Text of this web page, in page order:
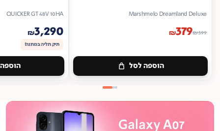
Marshmelo Dreamland Deluxe
₪399
₪379
הוספה לסל
QUICKER GT 48V 10HA
₪3,290
תיק תליה במתנה!